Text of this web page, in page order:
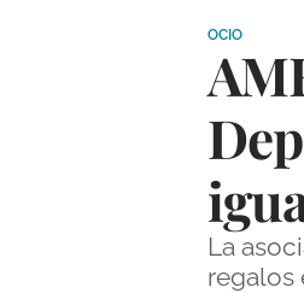
OCIO
La
regalos